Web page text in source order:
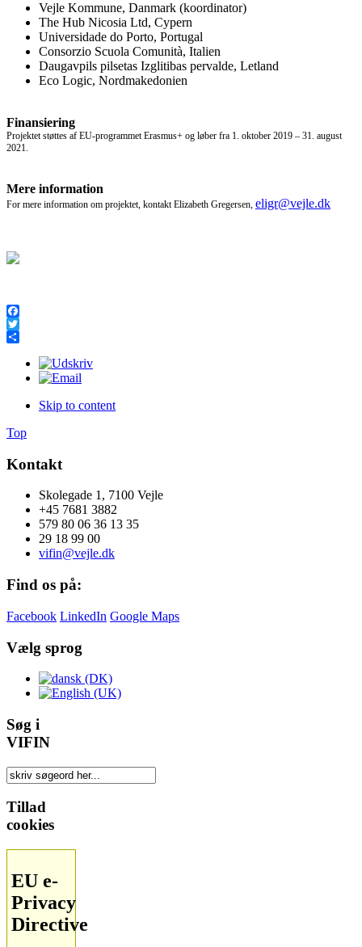
Vejle Kommune, Danmark (koordinator)
The Hub Nicosia Ltd, Cypern
Universidade do Porto, Portugal
Consorzio Scuola Comunità, Italien
Daugavpils pilsetas Izglitibas pervalde, Letland
Eco Logic, Nordmakedonien
Finansiering
Projektet støttes af EU-programmet Erasmus+ og løber fra 1. oktober 2019 – 31. august
2021.
Mere information
For mere information om projektet, kontakt Elizabeth Gregersen, eligr@vejle.dk
Facebook
Twitter
Skip to content
Top
Kontakt
Skolegade 1, 7100 Vejle
+45 7681 3882
579 80 06 36 13 35
29 18 99 00
vifin@vejle.dk
Find os på:
Facebook LinkedIn Google Maps
Vælg sprog
Søg i
VIFIN
Tillad
cookies
EU e-
Privacy
Directive